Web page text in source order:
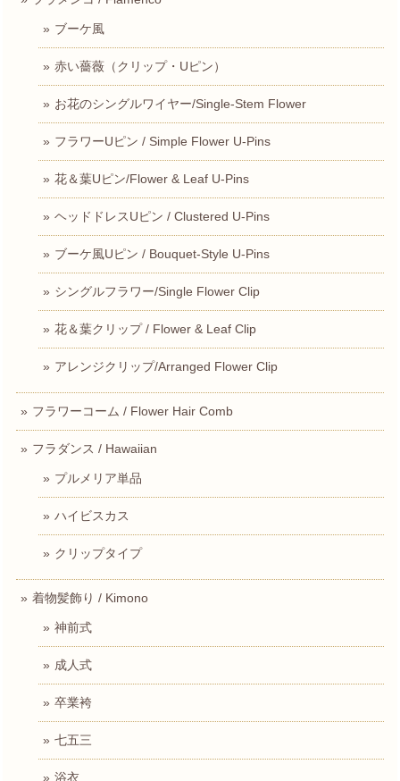
ブーケ風
赤い薔薇（クリップ・Uピン）
お花のシングルワイヤー/Single-Stem Flower
フラワーUピン / Simple Flower U-Pins
花＆葉Uピン/Flower & Leaf U-Pins
ヘッドドレスUピン / Clustered U-Pins
ブーケ風Uピン / Bouquet-Style U-Pins
シングルフラワー/Single Flower Clip
花＆葉クリップ / Flower & Leaf Clip
アレンジクリップ/Arranged Flower Clip
フラワーコーム / Flower Hair Comb
フラダンス / Hawaiian
プルメリア単品
ハイビスカス
クリップタイプ
着物髪飾り / Kimono
神前式
成人式
卒業袴
七五三
浴衣